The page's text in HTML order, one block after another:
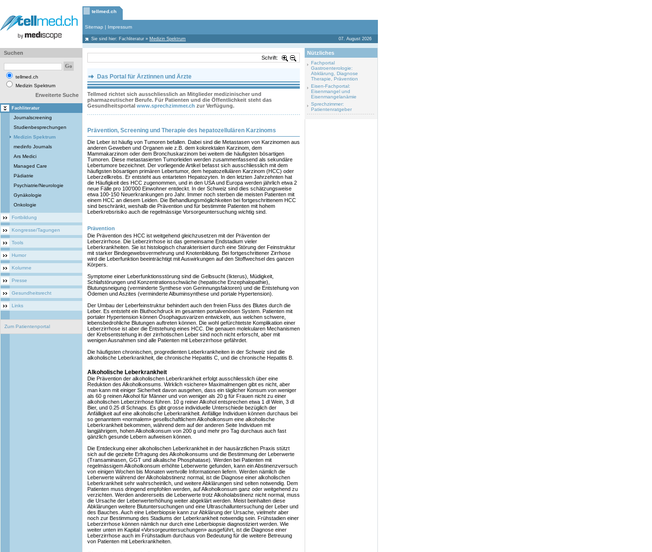
tellmed.ch
Sitemap | Impressum
Sie sind hier: Fachliteratur » Medizin Spektrum 07. August 2026
Suchen
tellmed.ch
Medizin Spektrum
Erweiterte Suche
Fachliteratur
Journalscreening
Studienbesprechungen
Medizin Spektrum
medinfo Journals
Ars Medici
Managed Care
Pädiatrie
Psychiatrie/Neurologie
Gynäkologie
Onkologie
Fortbildung
Kongresse/Tagungen
Tools
Humor
Kolumne
Presse
Gesundheitsrecht
Links
Zum Patientenportal
Schrift:
Das Portal für Ärztinnen und Ärzte
Tellmed richtet sich ausschliesslich an Mitglieder medizinischer und
pharmazeutischer Berufe. Für Patienten und die Öffentlichkeit steht das
Gesundheitsportal www.sprechzimmer.ch zur Verfügung.
Prävention, Screening und Therapie des hepatozellulären Karzinoms
Die Leber ist häufig von Tumoren befallen. Dabei sind die Metastasen von Karzinomen aus
anderen Geweben und Organen wie z.B. dem kolorektalen Karzinom, dem
Mammakarzinom oder dem Bronchuskarzinom bei weitem die häufigsten bösartigen
Tumoren. Diese metastasierten Tumorleiden werden zusammenfassend als sekundäre
Lebertumore bezeichnet. Der vorliegende Artikel befasst sich ausschliesslich mit dem
häufigsten bösartigen primären Lebertumor, dem hepatozellulären Karzinom (HCC) oder
Leberzellkrebs. Er entsteht aus entarteten Hepatozyten. In den letzten Jahrzehnten hat
die Häufigkeit des HCC zugenommen, und in den USA und Europa werden jährlich etwa 2
neue Fälle pro 100’000 Einwohner entdeckt. In der Schweiz sind dies schätzungsweise
etwa 100-150 Neuerkrankungen pro Jahr. Immer noch sterben die meisten Patienten mit
einem HCC an diesem Leiden. Die Behandlungsmöglichkeiten bei fortgeschrittenem HCC
sind beschränkt, weshalb die Prävention und für bestimmte Patienten mit hohem
Leberkrebsrisiko auch die regelmässige Vorsorgeuntersuchung wichtig sind.
Prävention
Die Prävention des HCC ist weitgehend gleichzusetzen mit der Prävention der
Leberzirrhose. Die Leberzirrhose ist das gemeinsame Endstadium vieler
Leberkrankheiten. Sie ist histologisch charakterisiert durch eine Störung der Feinstruktur
mit starker Bindegewebsvermehrung und Knotenbildung. Bei fortgeschrittener Zirrhose
wird die Leberfunktion beeinträchtigt mit Auswirkungen auf den Stoffwechsel des ganzen
Körpers.
Symptome einer Leberfunktionsstörung sind die Gelbsucht (Ikterus), Müdigkeit,
Schlafstörungen und Konzentrationsschwäche (hepatische Enzephalopathie),
Blutungsneigung (verminderte Synthese von Gerinnungsfaktoren) und die Entstehung von
Ödemen und Aszites (verminderte Albuminsynthese und portale Hypertension).
Der Umbau der Leberfeinstruktur behindert auch den freien Fluss des Blutes durch die
Leber. Es entsteht ein Bluthochdruck im gesamten portalvenösen System. Patienten mit
portaler Hypertension können Ösophagusvarizen entwickeln, aus welchen schwere,
lebensbedrohliche Blutungen auftreten können. Die wohl gefürchtetste Komplikation einer
Leberzirrhose ist aber die Entstehung eines HCC. Die genauen molekularen Mechanismen
der Krebsentstehung in der zirrhotischen Leber sind noch nicht erforscht, aber mit
wenigen Ausnahmen sind alle Patienten mit Leberzirrhose gefährdet.
Die häufigsten chronischen, progredienten Leberkrankheiten in der Schweiz sind die
alkoholische Leberkrankheit, die chronische Hepatitis C, und die chronische Hepatitis B.
Alkoholische Leberkrankheit
Die Prävention der alkoholischen Leberkrankheit erfolgt ausschliesslich über eine
Reduktion des Alkoholkonsums. Wirklich «sichere» Maximalmengen gibt es nicht, aber
man kann mit einiger Sicherheit davon ausgehen, dass ein täglicher Konsum von weniger
als 60 g reinen Alkohol für Männer und von weniger als 20 g für Frauen nicht zu einer
alkoholischen Leberzirrhose führen. 10 g reiner Alkohol entsprechen etwa 1 dl Wein, 3 dl
Bier, und 0.25 dl Schnaps. Es gibt grosse individuelle Unterschiede bezüglich der
Anfälligkeit auf eine alkoholische Leberkrankheit. Anfällige Individuen können durchaus bei
so genanntem «normalem» gesellschaftlichem Alkoholkonsum eine alkoholische
Leberkrankheit bekommen, während dem auf der anderen Seite Individuen mit
langjährigem, hohen Alkoholkonsum von 200 g und mehr pro Tag durchaus auch fast
gänzlich gesunde Lebern aufweisen können.
Die Entdeckung einer alkoholischen Leberkrankheit in der hausärztlichen Praxis stützt
sich auf die gezielte Erfragung des Alkoholkonsums und die Bestimmung der Leberwerte
(Transaminasen, GGT und alkalische Phosphatase). Werden bei Patienten mit
regelmässigem Alkoholkonsum erhöhte Leberwerte gefunden, kann ein Abstinenzversuch
von einigen Wochen bis Monaten wertvolle Informationen liefern. Werden nämlich die
Leberwerte während der Alkoholabstinenz normal, ist die Diagnose einer alkoholischen
Leberkrankheit sehr wahrscheinlich, und weitere Abklärungen sind selten notwendig. Dem
Patienten muss dringend empfohlen werden, auf Alkoholkonsum ganz oder weitgehend zu
verzichten. Werden andererseits die Leberwerte trotz Alkoholabstinenz nicht normal, muss
die Ursache der Leberwerterhöhung weiter abgeklärt werden. Meist beinhalten diese
Abklärungen weitere Blutuntersuchungen und eine Ultraschalluntersuchung der Leber und
des Bauches. Auch eine Leberbiopsie kann zur Abklärung der Ursache, vielmehr aber
noch zur Bestimmung des Stadiums der Leberkrankheit notwendig sein. Frühstadien einer
Leberzirrhose können nämlich nur durch eine Leberbiopsie diagnostiziert werden. Wie
weiter unten im Kapital «Vorsorgeuntersuchungen» ausgeführt, ist die Diagnose einer
Leberzirrhose auch im Frühstadium durchaus von Bedeutung für die weitere Betreuung
von Patienten mit Leberkrankheiten.
Nützliches
Fachportal
Gastroenterologie:
Abklärung, Diagnose
Therapie, Prävention
Eisen-Fachportal:
Eisenmangel und
Eisenmangelanämie
Sprechzimmer:
Patientenratgeber